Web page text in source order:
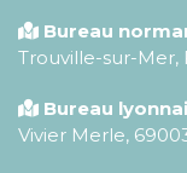
Bureau
Trouville-sur-Mer,
Bureau
Vivier Merle,